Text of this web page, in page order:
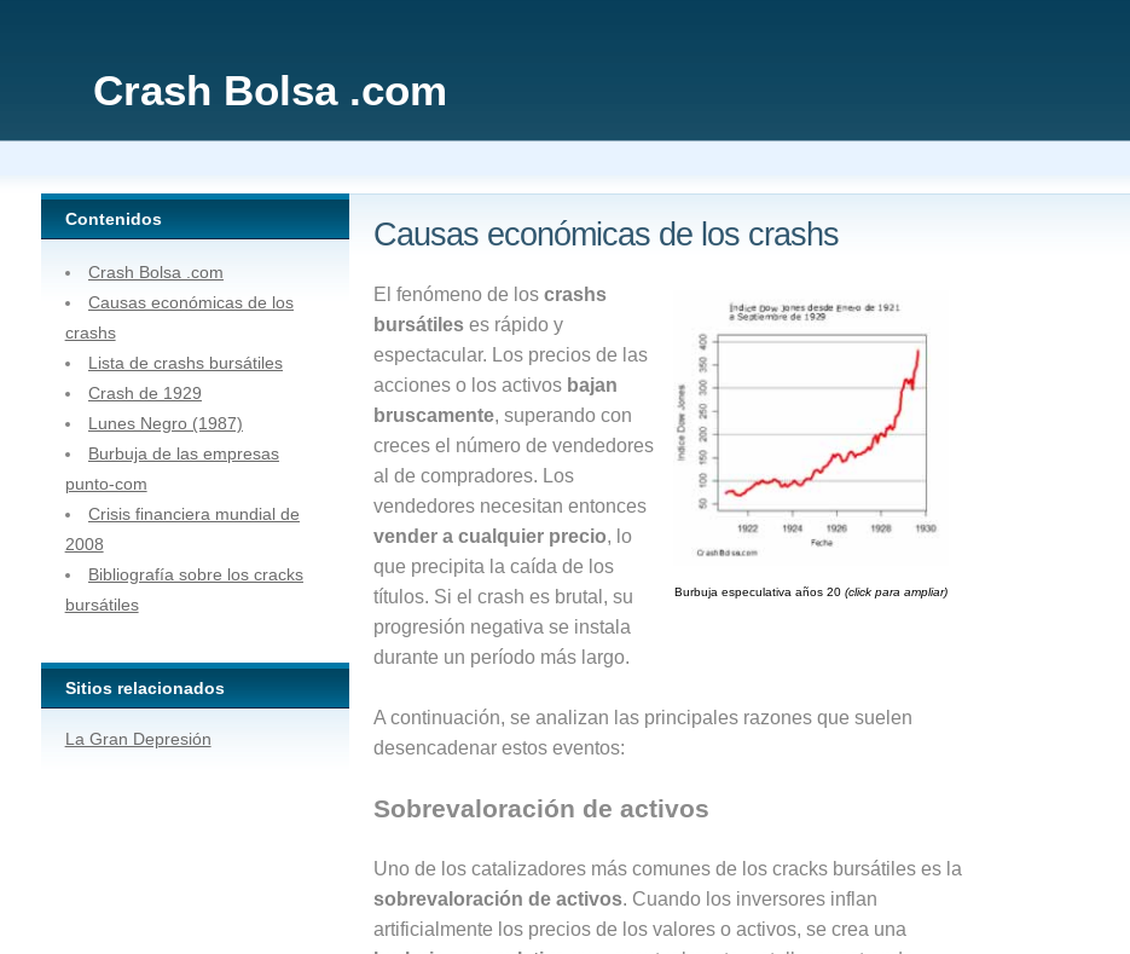
Crash Bolsa .com
Contenidos
Crash Bolsa .com
Causas económicas de los
crashs
Lista de crashs bursátiles
Crash de 1929
Lunes Negro (1987)
Burbuja de las empresas
punto-com
Crisis financiera mundial de
2008
Bibliografía sobre los cracks
bursátiles
Sitios relacionados
La Gran Depresión
Causas económicas de los crashs
Burbuja especulativa años 20 (click para ampliar)
El fenómeno de los crashs
bursátileses rápido y
espectacular. Los precios de las
acciones o los activos bajan
bruscamente, superando con
creces el número de vendedores
al de compradores. Los
vendedores necesitan entonces
vender a cualquier precio, lo
que precipita la caída de los
títulos. Si el crash es brutal, su
progresión negativa se instala
durante un período más largo.
A continuación, se analizan las principales razones que suelen
desencadenar estos eventos:
Sobrevaloración de activos
Uno de los catalizadores más comunes de los cracks bursátiles es la
sobrevaloración de activos. Cuando los inversores inflan
artificialmente los precios de los valores o activos, se crea una